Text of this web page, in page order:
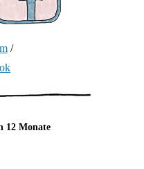
/
12 Monate